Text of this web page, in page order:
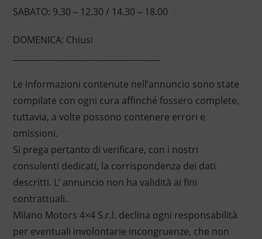
SABATO: 9.30 – 12.30 / 14.30 – 18.00
DOMENICA: Chiusi
Le informazioni contenute nell’annuncio sono state
compilate con ogni cura affinché fossero complete,
tuttavia, a volte possono contenere errori e
omissioni.
Si prega pertanto di verificare, con i nostri
consulenti dedicati, la corrispondenza dei dati
descritti. L’ annuncio non ha validità ai fini
contrattuali.
Milano Motors 4×4 S.r.l. declina ogni responsabilità
per eventuali involontarie incongruenze, che non